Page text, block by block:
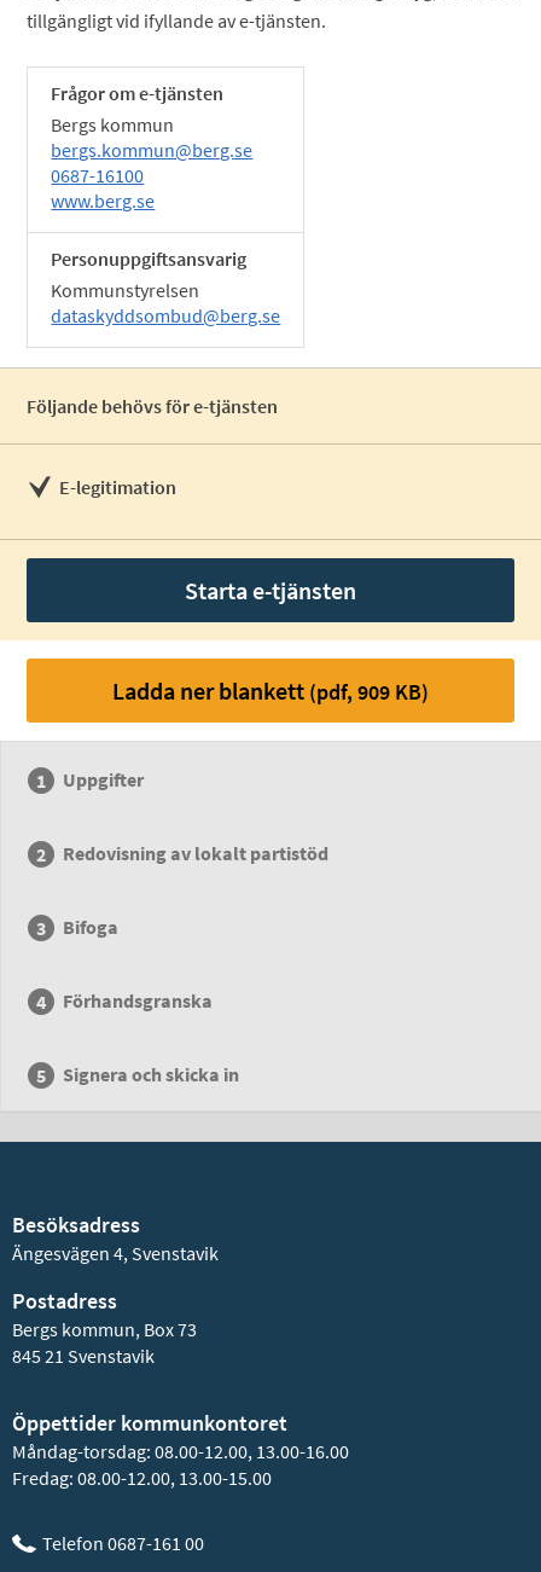
tillgängligt vid ifyllande av e-tjänsten.
Frågor om e-tjänsten
Bergs kommun
bergs.kommun@berg.se
0687-16100
www.berg.se
Personuppgiftsansvarig
Kommunstyrelsen
dataskyddsombud@berg.se
Följande behövs för e-tjänsten
E-legitimation
Starta e-tjänsten
Ladda ner blankett (pdf, 909 KB)
Uppgifter
Redovisning av lokalt partistöd
Bifoga
Förhandsgranska
Signera och skicka in
Besöksadress
Ängesvägen 4, Svenstavik
Postadress
Bergs kommun, Box 73
845 21 Svenstavik
Öppettider kommunkontoret
Måndag-torsdag: 08.00-12.00, 13.00-16.00
Fredag: 08.00-12.00, 13.00-15.00
Telefon 0687-161 00